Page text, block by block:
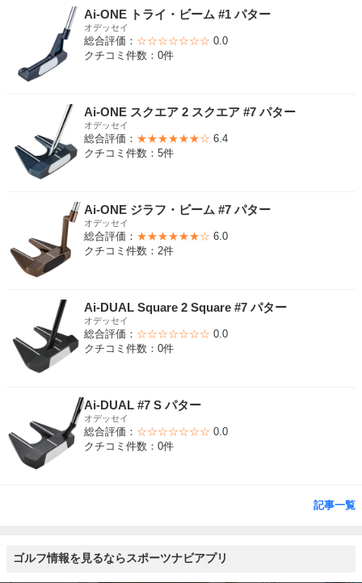
Ai-ONE トライ・ビーム #1 パター
オデッセイ
総合評価： ☆☆☆☆☆☆☆ 0.0
クチコミ件数：0件
Ai-ONE スクエア 2 スクエア #7 パター
オデッセイ
総合評価： ★★★★★★☆ 6.4
クチコミ件数：5件
Ai-ONE ジラフ・ビーム #7 パター
オデッセイ
総合評価： ★★★★★★☆ 6.0
クチコミ件数：2件
Ai-DUAL Square 2 Square #7 パター
オデッセイ
総合評価： ☆☆☆☆☆☆☆ 0.0
クチコミ件数：0件
Ai-DUAL #7 S パター
オデッセイ
総合評価： ☆☆☆☆☆☆☆ 0.0
クチコミ件数：0件
記事一覧
ゴルフ情報を見るならスポーツナビアプリ